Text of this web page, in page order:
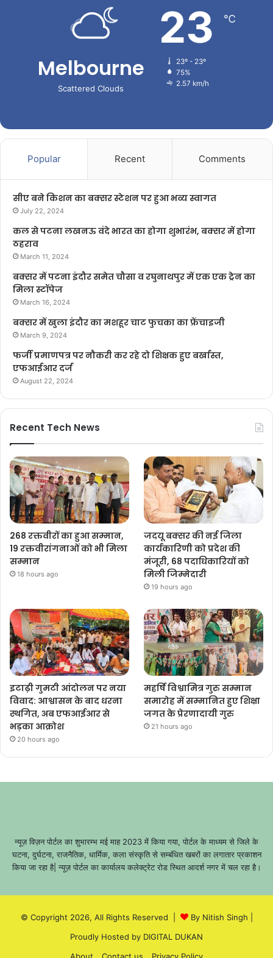
Melbourne
Scattered Clouds
23 ℃
23º - 23º
75%
2.57 km/h
Popular Recent Comments
सीए बने किशन का बक्सर स्टेशन पर हुआ भव्य स्वागत
July 22, 2024
कल से पटना लखनऊ वंदे भारत का होगा शुभारंभ, बक्सर में होगा
ठहराव
March 11, 2024
बक्सर में पटना इंदौर समेत चौसा व रघुनाथपुर में एक एक ट्रेन का
मिला स्टॉपेज
March 16, 2024
बक्सर में खुला इंदौर का मशहूर चाट फुचका का फ्रेंचाइजी
March 9, 2024
फर्जी प्रमाणपत्र पर नौकरी कर रहे दो शिक्षक हुए बर्खास्त,
एफआईआर दर्ज
August 22, 2024
Recent Tech News
268 रक्तवीरों का हुआ सम्मान,
19 रक्तवीरांगनाओं को भी मिला
सम्मान
18 hours ago
जदयू बक्सर की नई जिला
कार्यकारिणी को प्रदेश की
मंजूरी, 68 पदाधिकारियों को
मिली जिम्मेदारी
19 hours ago
इटाढ़ी गुमटी आंदोलन पर नया
विवाद: आश्वासन के बाद धरना
स्थगित, अब एफआईआर से
भड़का आक्रोश
20 hours ago
महर्षि विश्वामित्र गुरु सम्मान
समारोह में सम्मानित हुए शिक्षा
जगत के प्रेरणादायी गुरु
21 hours ago
न्यूज़ विज़न पोर्टल का शुभारम्भ मई माह 2023 में किया गया, पोर्टल के माध्यम से जिले के
घटना, दुर्घटना, राजनैतिक, धार्मिक, कला संस्कृति से सम्बंधित खबरों का लगातार प्रकाशन
किया जा रहा है| न्यूज़ पोर्टल का कार्यालय कलेक्ट्रेट रोड स्थित आदर्श नगर में चल रहा है।
© Copyright 2026, All Rights Reserved | By Nitish Singh
Proudly Hosted by DIGITAL DUKAN